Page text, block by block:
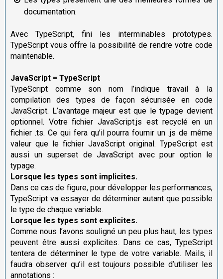
documentation.
Avec TypeScript, fini les interminables prototypes.
TypeScript vous offre la possibilité de rendre votre code
maintenable.
JavaScript = TypeScript
TypeScript comme son nom l’indique travail à la
compilation des types de façon sécurisée en code
JavaScript. L’avantage majeur est que le typage devient
optionnel. Votre fichier JavaScript.js est recyclé en un
fichier .ts. Ce qui fera qu’il pourra fournir un .js de même
valeur que le fichier JavaScript original. TypeScript est
aussi un superset de JavaScript avec pour option le
typage.
Lorsque les types sont implicites.
Dans ce cas de figure, pour développer les performances,
TypeScript va essayer de déterminer autant que possible
le type de chaque variable.
Lorsque les types sont explicites.
Comme nous l’avons souligné un peu plus haut, les types
peuvent être aussi explicites. Dans ce cas, TypeScript
tentera de déterminer le type de votre variable. Mails, il
faudra observer qu’il est toujours possible d’utiliser les
annotations :